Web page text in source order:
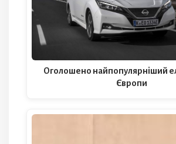
Оголошено найпопулярніший
Європи